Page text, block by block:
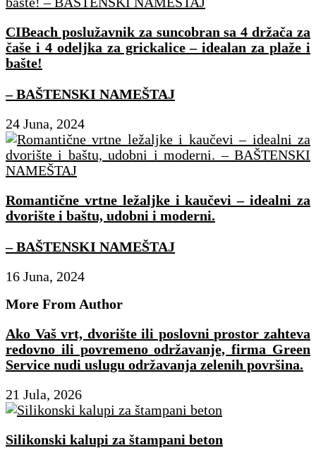
CIBeach poslužavnik za suncobran sa 4 držača za
čaše i 4 odeljka za grickalice – idealan za plaže i
bašte!
– BAŠTENSKI NAMEŠTAJ
24 Juna, 2024
Romantične vrtne ležaljke i kaučevi – idealni za
dvorište i baštu, udobni i moderni.
– BAŠTENSKI NAMEŠTAJ
16 Juna, 2024
More From Author
Ako Vaš vrt, dvorište ili poslovni prostor zahteva
redovno ili povremeno održavanje, firma Green
Service nudi uslugu održavanja zelenih površina.
21 Jula, 2026
Silikonski kalupi za štampani beton